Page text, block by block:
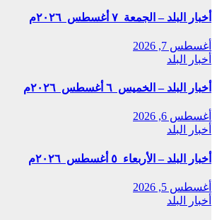
أخبار البلد – الجمعة ٧ أغسطس ٢٠٢٦م
أغسطس 7, 2026
أخبار البلد
أخبار البلد – الخميس ٦ أغسطس ٢٠٢٦م
أغسطس 6, 2026
أخبار البلد
أخبار البلد – الأربعاء ٥ أغسطس ٢٠٢٦م
أغسطس 5, 2026
أخبار البلد